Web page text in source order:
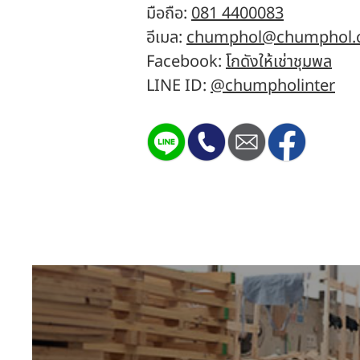
มือถือ: 081 4400083
อีเมล:
Facebook: โกดังให้เช่าชุมพล
LINE ID: @chumpholinter